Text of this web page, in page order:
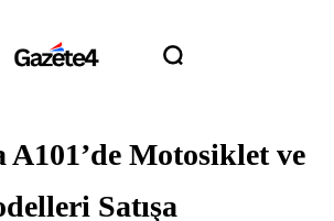
A101’de Motosiklet ve
Satışa